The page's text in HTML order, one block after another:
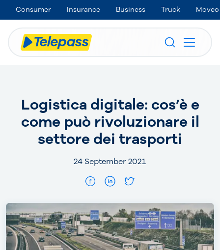
Consumer Insurance Business Truck Moveo
Logistica digitale: cos’è e
come può rivoluzionare il
settore dei trasporti
24 September 2021